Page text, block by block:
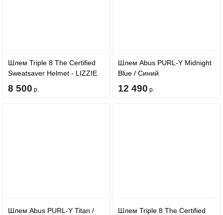
Шлем Triple 8 The Certified
Sweatsaver Helmet - LIZZIE
Blk/Rbr
8 500 р.
Шлем Abus PURL-Y Midnight
Blue / Синий
12 490 р.
Шлем Abus PURL-Y Titan /
Шлем Triple 8 The Certified